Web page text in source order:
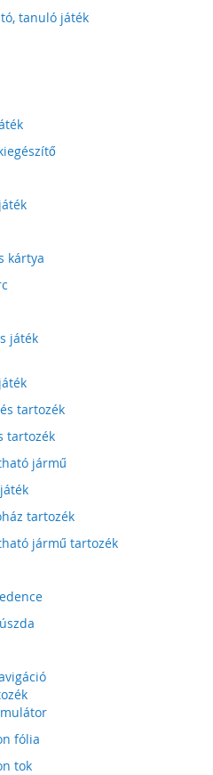
tanuló játék
kártya
játék
tartozék
tartozék
jármű
tartozék
jármű tartozék
fólia
tok